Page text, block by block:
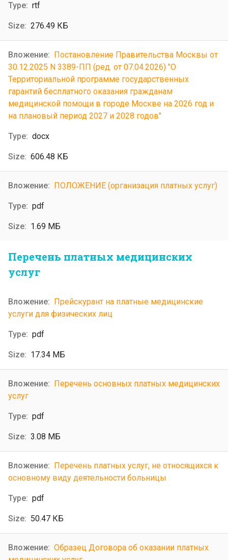
rtf
276.49 КБ
Постановление Правительства Москвы от
30.12.2025 N 3389-ПП (ред. от 07.04.2026) "О
Территориальной программе государственных
гарантий бесплатного оказания гражданам
медицинской помощи в городе Москве на 2026 год и
на плановый период 2027 и 2028 годов"
docx
606.48 КБ
ПОЛОЖЕНИЕ (организация платных услуг)
pdf
1.69 МБ
Перечень платных медицинских
услуг
Прейскурант на платные медицинские
услуги для физических лиц
pdf
17.34 МБ
Перечень основных платных медицинских
услуг
pdf
3.08 МБ
Перечень платных услуг, не относящихся к
основному виду деятельности больницы
pdf
50.47 КБ
Образец Договора об оказании платных